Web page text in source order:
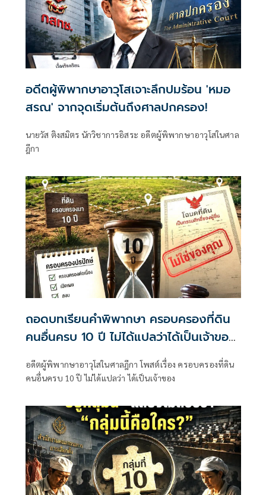
อดีตผู้พิพากษาอาวุโสเจาะลึกปมร้อน 'หมอ
สรณ' จากจุดเริ่มต้นถึงศาลปกครอง!
นายวัส ติงสมิตร นักวิชาการอิสระ อดีตผู้พิพากษาอาวุโสในศาล
ฎีกา
ถอดบทเรียนคำพิพากษา ครอบครองที่ดิน
คนอื่นครบ 10 ปี ไม่ได้แปลว่าได้เป็นเจ้าของ
อดีตผู้พิพากษาอาวุโสในศาลฎีกา โพสต์เรื่อง ครอบครองที่ดิน
คนอื่นครบ 10 ปี ไม่ได้แปลว่า ได้เป็นเจ้าของ